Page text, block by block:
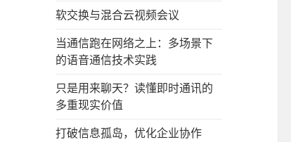
软交换与混合云视频会议
当通信跑在网络之上：多场景下
的语音通信技术实践
只是用来聊天？读懂即时通讯的
多重现实价值
打破信息孤岛，优化企业协作